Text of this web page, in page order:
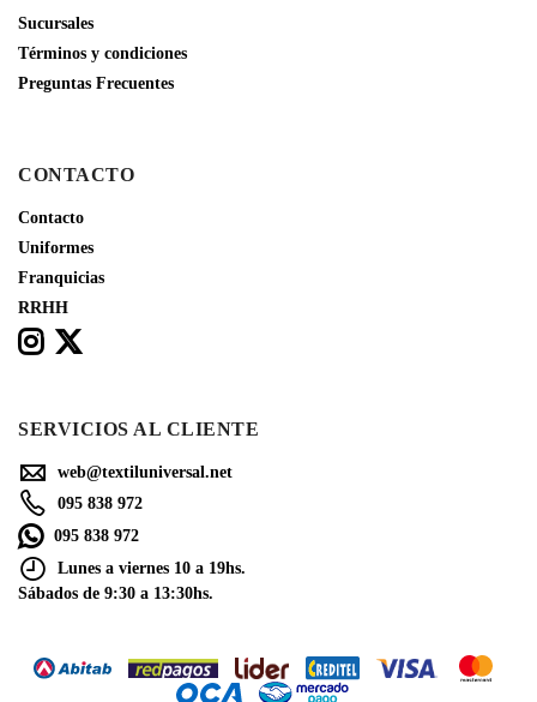
Sucursales
Términos y condiciones
Preguntas Frecuentes
CONTACTO
Contacto
Uniformes
Franquicias
RRHH
SERVICIOS AL CLIENTE
web@textiluniversal.net
095 838 972
095 838 972
Lunes a viernes 10 a 19hs.
Sábados de 9:30 a 13:30hs.